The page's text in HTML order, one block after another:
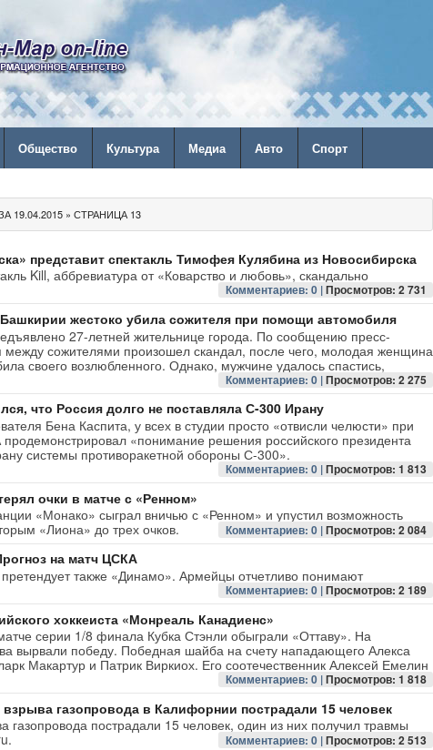
Общество Культура Медиа Авто Спорт
19.04.2015 » СТРАНИЦА 13
представит спектакль Тимофея Кулябина из Новосибирска
Kill, аббревиатура от «Коварство и любовь», скандально
Комментариев: 0 |Просмотров: 2 731
жестоко убила сожителя при помощи автомобиля
27-летней жительнице города. По сообщению пресс-
сожителями произошел скандал, после чего, молодая женщина
своего возлюбленного. Однако, мужчине удалось спастись,
Комментариев: 0 |Просмотров: 2 275
что Россия долго не поставляла С-300 Ирану
Бена Каспита, у всех в студии просто «отвисли челюсти» при
«понимание решения российского президента
системы противоракетной обороны С-300».
Комментариев: 0 |Просмотров: 1 813
очки в матче с «Ренном»
«Монако» сыграл вничью с «Ренном» и упустил возможность
«Лиона» до трех очков.
Комментариев: 0 |Просмотров: 2 084
на матч ЦСКА
также «Динамо». Армейцы отчетливо понимают
Комментариев: 0 |Просмотров: 2 189
хоккеиста «Монреаль Канадиенс»
серии 1/8 финала Кубка Стэнли обыграли «Оттаву». На
вырвали победу. Победная шайба на счету нападающего Алекса
Макартур и Патрик Виркиох. Его соотечественник Алексей Емелин
Комментариев: 0 |Просмотров: 1 818
взрыва газопровода в Калифорнии пострадали 15 человек
газопровода пострадали 15 человек, один из них получил травмы
Комментариев: 0 |Просмотров: 2 513